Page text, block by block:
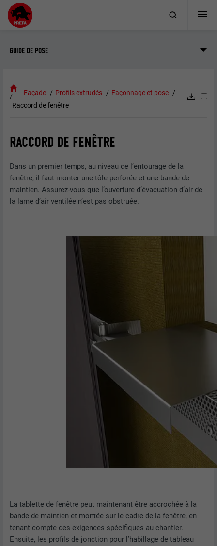
GUIDE DE POSE
Façade Profils extrudés
Façonnage et pose
Raccord de fenêtre
RACCORD DE FENÊTRE
Dans un premier temps, au niveau de l’entourage de la
fenêtre, il faut monter une tôle perforée et une bande de
maintien. Assurez-vous que l’ouverture d’évacuation d’air de
la lame d’air ventilée n’est pas obstruée.
La tablette de fenêtre peut maintenant être accrochée à la
bande de maintien et montée sur le cadre de la fenêtre, en
tenant compte des exigences spécifiques au chantier.
Ensuite, les profils de jonction pour l’habillage de tableau